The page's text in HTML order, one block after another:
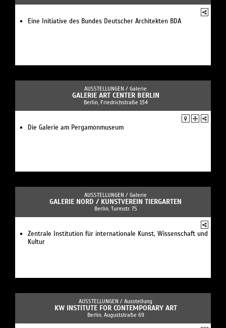
Eine Initiative des Bundes Deutscher Architekten BDA
AUSSTELLUNGEN / Galerie
GALERIE ART CENTER BERLIN
Berlin, Friedrichstraße 134
Die Galerie am Pergamonmuseum
AUSSTELLUNGEN / Galerie
GALERIE NORD / KUNSTVEREIN TIERGARTEN
Berlin, Turmstr. 75
Zentrale Institution für internationale Kunst, Wissenschaft und
Kultur
AUSSTELLUNGEN / Ausstellung
KW INSTITUTE FOR CONTEMPORARY ART
Berlin, Auguststraße 69